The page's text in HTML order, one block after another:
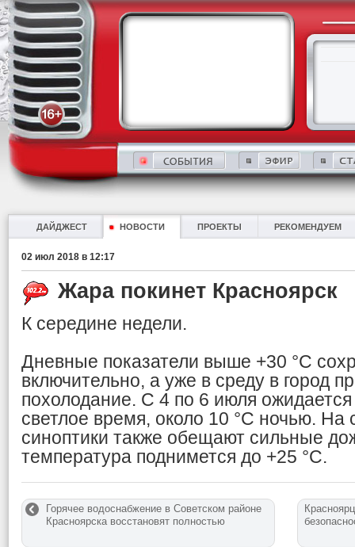
ДАЙДЖЕСТ НОВОСТИ ПРОЕКТЫ РЕКОМЕНДУЕМ
02 июл 2018 в 12:17
Жара покинет Красноярск
К середине недели.
Дневные показатели выше +30 °C
включительно, а уже в среду в город
похолодание. С 4 по 6 июля ожидается
светлое время, около 10 °C ночью. На
синоптики также обещают сильные
температура поднимется до +25 °C.
Горячее водоснабжение в Советском районе
Красноярска восстановят полностью